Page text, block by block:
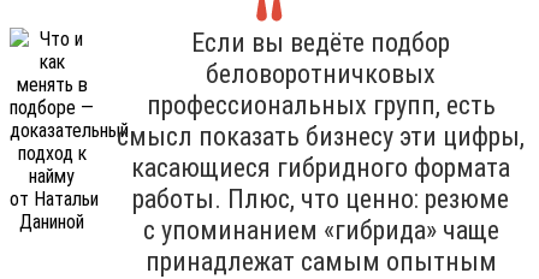
Если вы ведёте подбор
беловоротничковых
профессиональных групп, есть
смысл показать бизнесу эти цифры,
касающиеся гибридного формата
работы. Плюс, что ценно: резюме
с упоминанием «гибрида» чаще
принадлежат самым опытным